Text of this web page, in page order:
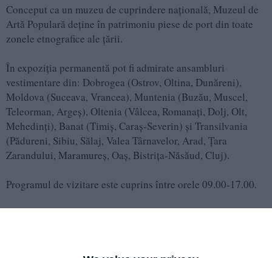
Conceput ca un muzeu de cuprindere națională, Muzeul de
Artă Populară deține în patrimoniu piese de port din toate
zonele etnografice ale țării.
În expoziția permanentă pot fi admirate ansambluri
vestimentare din: Dobrogea (Ostrov, Oltina, Dunăreni),
Moldova (Suceava, Vrancea), Muntenia (Buzău, Muscel,
Teleorman, Argeș), Oltenia (Vâlcea, Romanați, Dolj, Olt,
Mehedinți), Banat (Timiș, Caraș-Severin) și Transilvania
(Pădureni, Sibiu, Sălaj, Valea Târnavelor, Arad, Țara
Zarandului, Maramureș, Oaș, Bistrița-Năsăud, Cluj).
Programul de vizitare este cuprins între orele 09.00-17.00.